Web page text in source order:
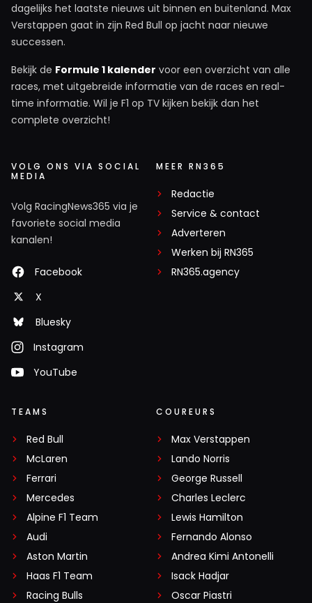
dagelijks het laatste nieuws uit binnen en buitenland. Max
Verstappen gaat in zijn Red Bull op jacht naar nieuwe
successen.
Bekijk de Formule 1 kalender voor een overzicht van alle
races, met uitgebreide informatie van de races en real-
time informatie. Wil je F1 op TV kijken bekijk dan het
complete overzicht!
VOLG ONS VIA SOCIAL
MEDIA
Volg RacingNews365 via je
favoriete social media
kanalen!
Facebook
X
Bluesky
Instagram
YouTube
MEER RN365
Redactie
Service & contact
Adverteren
Werken bij RN365
RN365.agency
TEAMS
Red Bull
McLaren
Ferrari
Mercedes
Alpine F1 Team
Audi
Aston Martin
Haas F1 Team
Racing Bulls
COUREURS
Max Verstappen
Lando Norris
George Russell
Charles Leclerc
Lewis Hamilton
Fernando Alonso
Andrea Kimi Antonelli
Isack Hadjar
Oscar Piastri